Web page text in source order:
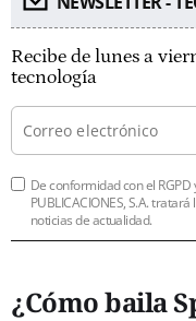
Recibe de lunes a
tecnología
De conformidad con el RGPD
PUBLICACIONES, S.A.
noticias de actualidad.
¿Cómo baila